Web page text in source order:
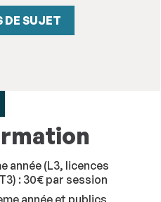
DE SUJET
année (L3, licences
: 30€ par session